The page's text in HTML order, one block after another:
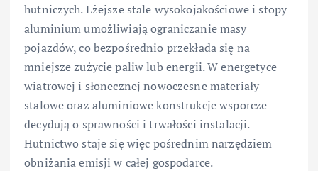
hutniczych. Lżejsze stale wysokojakościowe i stopy
aluminium umożliwiają ograniczanie masy
pojazdów, co bezpośrednio przekłada się na
mniejsze zużycie paliw lub energii. W energetyce
wiatrowej i słonecznej nowoczesne materiały
stalowe oraz aluminiowe konstrukcje wsporcze
decydują o sprawności i trwałości instalacji.
Hutnictwo staje się więc pośrednim narzędziem
obniżania emisji w całej gospodarce.